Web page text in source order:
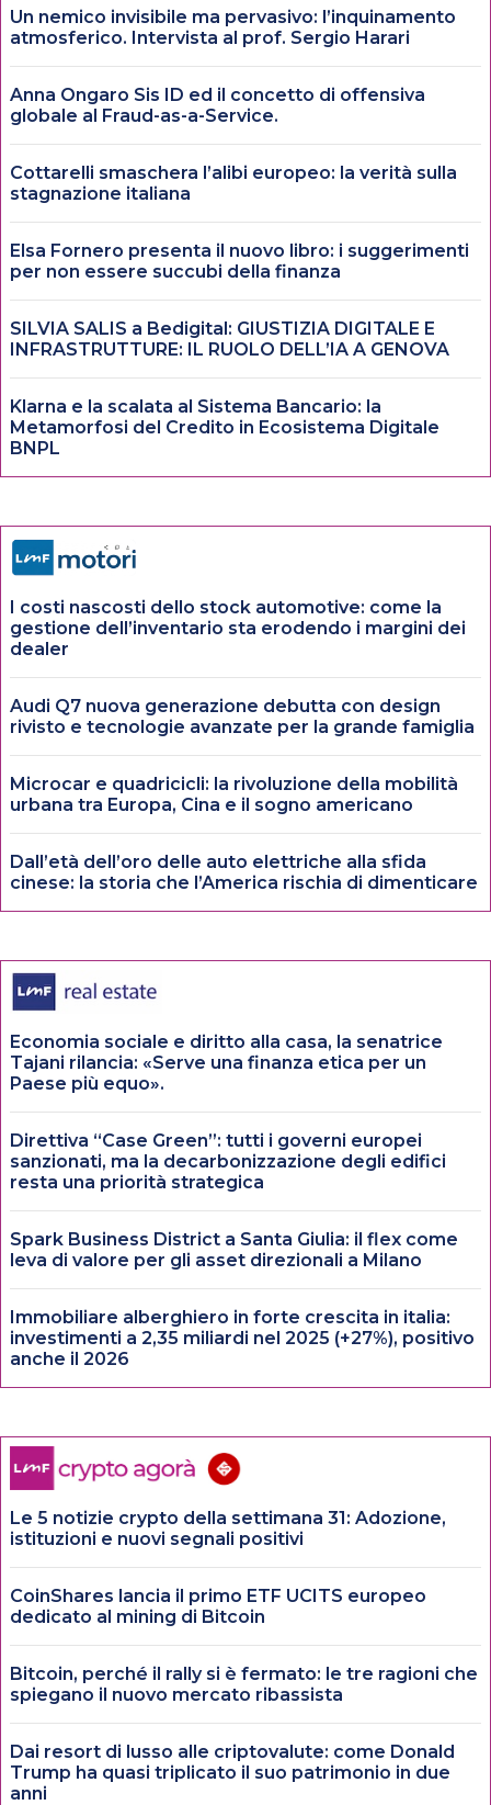
Un nemico invisibile ma pervasivo: l’inquinamento
atmosferico. Intervista al prof. Sergio Harari
Anna Ongaro Sis ID ed il concetto di offensiva
globale al Fraud-as-a-Service.
Cottarelli smaschera l’alibi europeo: la verità sulla
stagnazione italiana
Elsa Fornero presenta il nuovo libro: i suggerimenti
per non essere succubi della finanza
SILVIA SALIS a Bedigital: GIUSTIZIA DIGITALE E
INFRASTRUTTURE: IL RUOLO DELL’IA A GENOVA
Klarna e la scalata al Sistema Bancario: la
Metamorfosi del Credito in Ecosistema Digitale
BNPL
I costi nascosti dello stock automotive: come la
gestione dell’inventario sta erodendo i margini dei
dealer
Audi Q7 nuova generazione debutta con design
rivisto e tecnologie avanzate per la grande famiglia
Microcar e quadricicli: la rivoluzione della mobilità
urbana tra Europa, Cina e il sogno americano
Dall’età dell’oro delle auto elettriche alla sfida
cinese: la storia che l’America rischia di dimenticare
Economia sociale e diritto alla casa, la senatrice
Tajani rilancia: «Serve una finanza etica per un
Paese più equo».
Direttiva “Case Green”: tutti i governi europei
sanzionati, ma la decarbonizzazione degli edifici
resta una priorità strategica
Spark Business District a Santa Giulia: il flex come
leva di valore per gli asset direzionali a Milano
Immobiliare alberghiero in forte crescita in italia:
investimenti a 2,35 miliardi nel 2025 (+27%), positivo
anche il 2026
Le 5 notizie crypto della settimana 31: Adozione,
istituzioni e nuovi segnali positivi
CoinShares lancia il primo ETF UCITS europeo
dedicato al mining di Bitcoin
Bitcoin, perché il rally si è fermato: le tre ragioni che
spiegano il nuovo mercato ribassista
Dai resort di lusso alle criptovalute: come Donald
Trump ha quasi triplicato il suo patrimonio in due
anni